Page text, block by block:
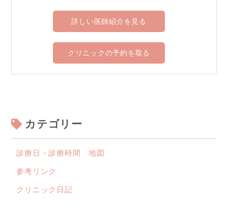
詳しい医師紹介を見る
クリニックの予約を取る
カテゴリー
診療日・診療時間 地図
参考リンク
クリニック日記